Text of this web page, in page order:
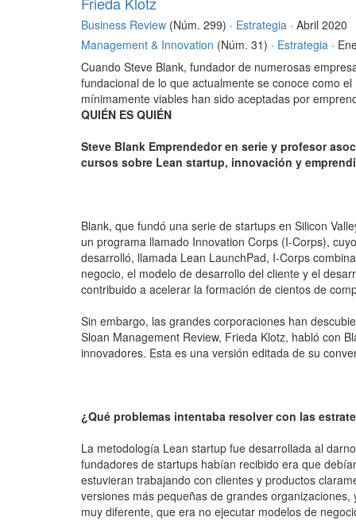
Business Review (Núm. 299) · Estrategia · Abril 2020
Management & Innovation (Núm. 31) · Estrategia ·
Cuando Steve Blank, fundador de numerosas
fundacional de lo que actualmente se conoce como
mínimamente viables han sido aceptadas por
QUIÉN ES QUIÉN
Steve Blank Emprendedor en serie y profesor
cursos sobre Lean startup, innovación y
Blank, que fundó una serie de startups en Silicon
un programa llamado Innovation Corps (I-Corps),
desarrolló, llamada Lean LaunchPad, I-Corps
negocio, el modelo de desarrollo del cliente y el
contribuido a acelerar la formación de cientos de
Sin embargo, las grandes corporaciones han
Sloan Management Review, Frieda Klotz, habló con
innovadores. Esta es una versión editada de su
¿Qué problemas intentaba resolver con las
La metodología Lean startup fue desarrollada al
fundadores de startups habían recibido era que
estuvieran trabajando con clientes y productos
versiones más pequeñas de grandes
muy diferente, que era no ejecutar modelos de